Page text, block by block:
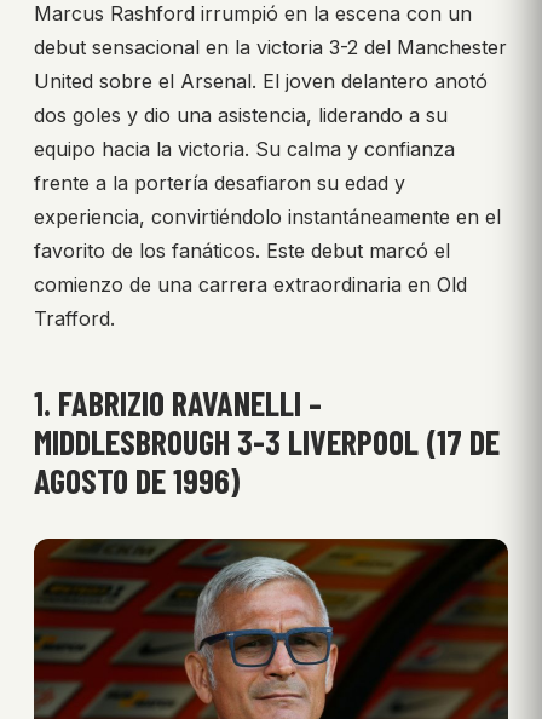
Marcus Rashford irrumpió en la escena con un
debut sensacional en la victoria 3-2 del Manchester
United sobre el Arsenal. El joven delantero anotó
dos goles y dio una asistencia, liderando a su
equipo hacia la victoria. Su calma y confianza
frente a la portería desafiaron su edad y
experiencia, convirtiéndolo instantáneamente en el
favorito de los fanáticos. Este debut marcó el
comienzo de una carrera extraordinaria en Old
Trafford.
1. FABRIZIO RAVANELLI –
MIDDLESBROUGH 3-3 LIVERPOOL (17 DE
AGOSTO DE 1996)